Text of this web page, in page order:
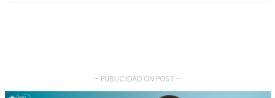
- PUBLICIDAD ON POST -